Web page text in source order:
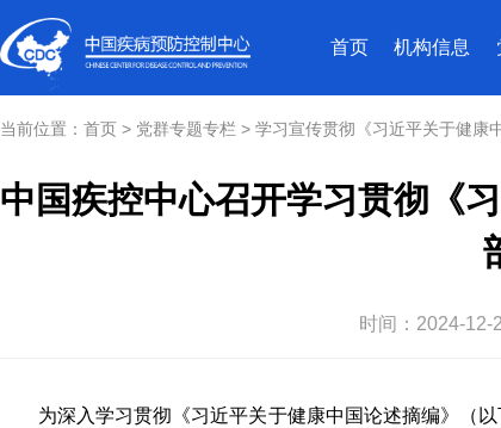
首页 机构信息
当前位置： 首页 > 党群专题专栏 > 学习宣传贯彻《习近平关于健康
中国疾控中心召开学习贯彻《
时间： 2024-12-
为深入学习贯彻《习近平关于健康中国论述摘编》（